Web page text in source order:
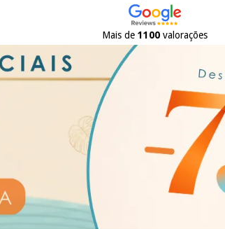
Mais de 1100valorações